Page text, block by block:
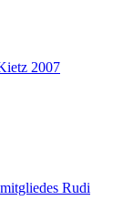
2007
Rudi